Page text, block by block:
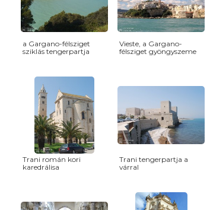
a Gargano-félsziget
sziklás tengerpartja
Vieste, a Gargano-
félsziget gyöngyszeme
Trani román kori
karedrálisa
Trani tengerpartja a
várral